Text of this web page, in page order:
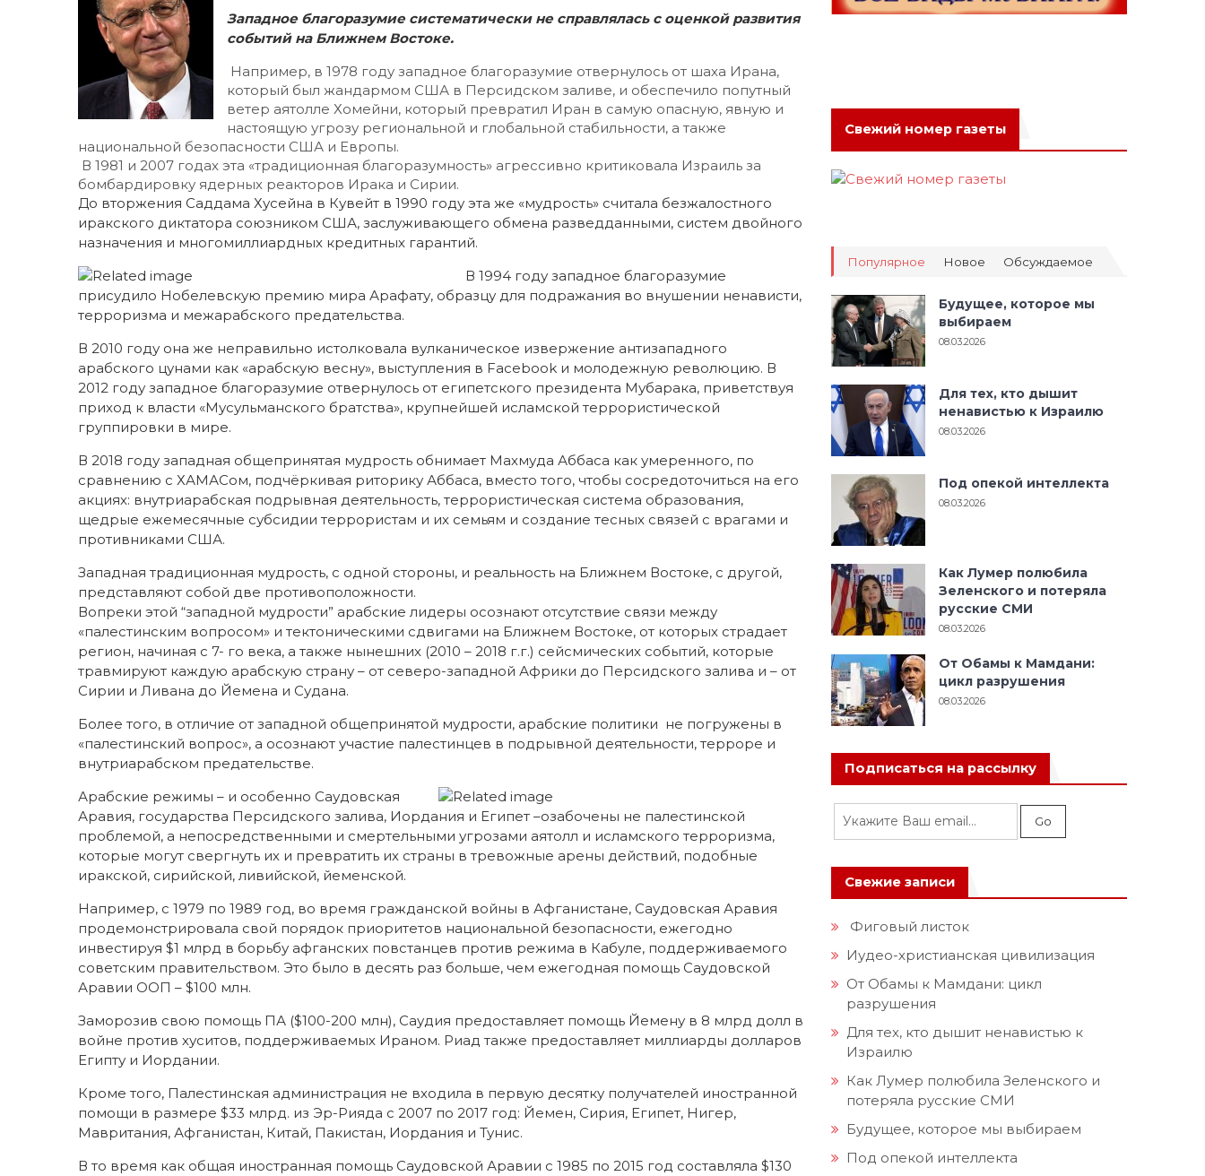
Западное благоразумие систематически не справлялась с оценкой развития
событий на Ближнем Востоке.
Например, в 1978 году западное благоразумие отвернулось от шаха Ирана,
который был жандармом США в Персидском заливе, и обеспечило попутный
ветер аятолле Хомейни, который превратил Иран в самую опасную, явную и
настоящую угрозу региональной и глобальной стабильности, а также
национальной безопасности США и Европы.
В 1981 и 2007 годах эта «традиционная благоразумность» агрессивно критиковала Израиль за
бомбардировку ядерных реакторов Ирака и Сирии.
До вторжения Саддама Хусейна в Кувейт в 1990 году эта же «мудрость» считала безжалостного
иракского диктатора союзником США, заслуживающего обмена разведданными, систем двойного
назначения и многомиллиардных кредитных гарантий.
В 1994 году западное благоразумие
присудило Нобелевскую премию мира Арафату, образцу для подражания во внушении ненависти,
терроризма и межарабского предательства.
В 2010 году она же неправильно истолковала вулканическое извержение антизападного
арабского цунами как «арабскую весну», выступления в Facebook и молодежную революцию. В
2012 году западное благоразумие отвернулось от египетского президента Мубарака, приветствуя
приход к власти «Мусульманского братства», крупнейшей исламской террористической
группировки в мире.
В 2018 году западная общепринятая мудрость обнимает Махмуда Аббаса как умеренного, по
сравнению с ХАМАСом, подчёркивая риторику Аббаса, вместо того, чтобы сосредоточиться на его
акциях: внутриарабская подрывная деятельность, террористическая система образования,
щедрые ежемесячные субсидии террористам и их семьям и создание тесных связей с врагами и
противниками США.
Западная традиционная мудрость, с одной стороны, и реальность на Ближнем Востоке, с другой,
представляют собой две противоположности.
Вопреки этой “западной мудрости” арабские лидеры осознают отсутствие связи между
«палестинским вопросом» и тектоническими сдвигами на Ближнем Востоке, от которых страдает
регион, начиная с 7- го века, а также нынешних (2010 – 2018 г.г.) сейсмических событий, которые
травмируют каждую арабскую страну – от северо-западной Африки до Персидского залива и – от
Сирии и Ливана до Йемена и Судана.
Более того, в отличие от западной общепринятой мудрости, арабские политики не погружены в
«палестинский вопрос», а осознают участие палестинцев в подрывной деятельности, терроре и
внутриарабском предательстве.
Арабские режимы – и особенно Саудовская
Аравия, государства Персидского залива, Иордания и Египет –озабочены не палестинской
проблемой, а непосредственными и смертельными угрозами аятолл и исламского терроризма,
которые могут свергнуть их и превратить их страны в тревожные арены действий, подобные
иракской, сирийской, ливийской, йеменской.
Например, с 1979 по 1989 год, во время гражданской войны в Афганистане, Саудовская Аравия
продемонстрировала свой порядок приоритетов национальной безопасности, ежегодно
инвестируя $1 млрд в борьбу афганских повстанцев против режима в Кабуле, поддерживаемого
советским правительством. Это было в десять раз больше, чем ежегодная помощь Саудовской
Аравии ООП – $100 млн.
Заморозив свою помощь ПА ($100-200 млн), Саудия предоставляет помощь Йемену в 8 млрд долл в
войне против хуситов, поддерживаемых Ираном. Риад также предоставляет миллиарды долларов
Египту и Иордании.
Кроме того, Палестинская администрация не входила в первую десятку получателей иностранной
помощи в размере $33 млрд. из Эр-Рияда с 2007 по 2017 год: Йемен, Сирия, Египет, Нигер,
Мавритания, Афганистан, Китай, Пакистан, Иордания и Тунис.
В то время как общая иностранная помощь Саудовской Аравии с 1985 по 2015 год составляла $130
Свежий номер газеты
Популярное Новое Обсуждаемое
Будущее, которое мы
выбираем
08.03.2026
Для тех, кто дышит
ненавистью к Израилю
08.03.2026
Под опекой интеллекта
08.03.2026
Как Лумер полюбила
Зеленского и потеряла
русские СМИ
08.03.2026
От Обамы к Мамдани:
цикл разрушения
08.03.2026
Подписаться на рассылку
Свежие записи
Фиговый листок
Иудео-христианская цивилизация
От Обамы к Мамдани: цикл
разрушения
Для тех, кто дышит ненавистью к
Израилю
Как Лумер полюбила Зеленского и
потеряла русские СМИ
Будущее, которое мы выбираем
Под опекой интеллекта